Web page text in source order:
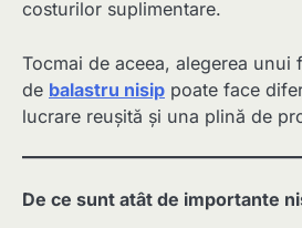
costurilor suplimentare.
Tocmai de aceea, alegerea
de balastru nisip poate face
lucrare reușită și una plină de
De ce sunt atât de importante